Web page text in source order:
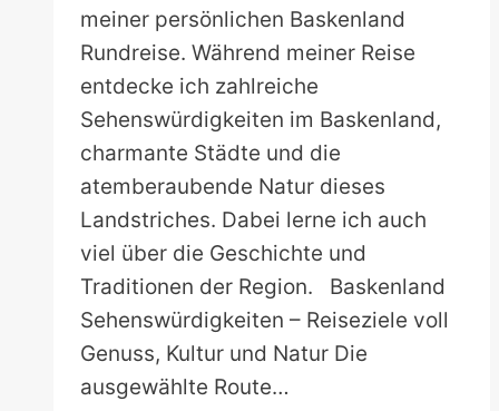
meiner persönlichen Baskenland
Rundreise. Während meiner Reise
entdecke ich zahlreiche
Sehenswürdigkeiten im Baskenland,
charmante Städte und die
atemberaubende Natur dieses
Landstriches. Dabei lerne ich auch
viel über die Geschichte und
Traditionen der Region. Baskenland
Sehenswürdigkeiten – Reiseziele voll
Genuss, Kultur und Natur Die
ausgewählte Route…